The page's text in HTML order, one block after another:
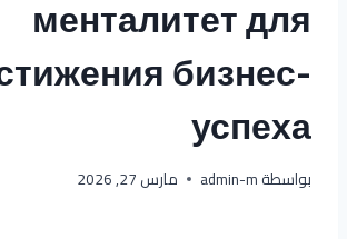
менталитет для
бизнес-
успеха
بواسطةadmin-m مارس 27, 2026